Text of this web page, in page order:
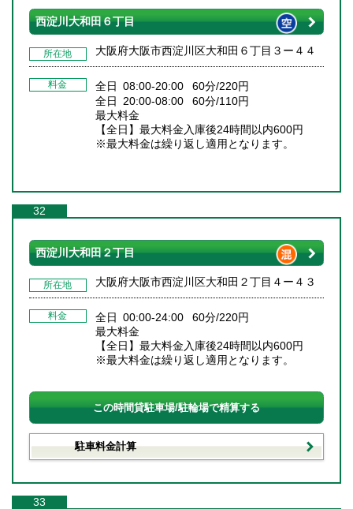
西淀川大和田６丁目
所在地 大阪府大阪市西淀川区大和田６丁目３ー４４
料金
全日 08:00-20:00 60分/220円
全日 20:00-08:00 60分/110円
最大料金
【全日】最大料金入庫後24時間以内600円
※最大料金は繰り返し適用となります。
32
西淀川大和田２丁目
所在地 大阪府大阪市西淀川区大和田２丁目４ー４３
料金
全日 00:00-24:00 60分/220円
最大料金
【全日】最大料金入庫後24時間以内600円
※最大料金は繰り返し適用となります。
この時間貸駐車場/駐輪場で精算する
駐車料金計算
33